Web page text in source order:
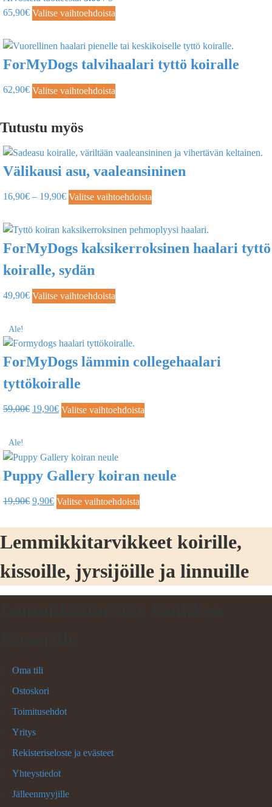
65,90€ Valitse vaihtoehdoista
ForMyDogs talvihaalari tyttö koiralle
62,90€ Valitse vaihtoehdoista
Tutustu myös
Välikausi asu, vaaleansininen
16,90€ – 19,90€ Valitse vaihtoehdoista
ForMyDogs kaksikerroksinen haalari tyttö
koiralle, sydän
49,90€ Valitse vaihtoehdoista
Ale!
ForMyDogs lämmin collegehaalari
tyttökoiralle
59,00€ 19,90€ Valitse vaihtoehdoista
Ale!
Puppy Gallery koiran neule
19,90€ 9,90€ Valitse vaihtoehdoista
Lemmikkitarvikkeet koirille,
kissoille, jyrsijöille ja linnuille
Oma tili
Ostoskori
Toimitusehdot
Yritys
Rekisteriseloste ja evästeet
Yhteystiedot
Jälleenmyyjille